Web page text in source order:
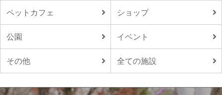
ペットカフェ ショップ
公園 イベント
その他 全ての施設